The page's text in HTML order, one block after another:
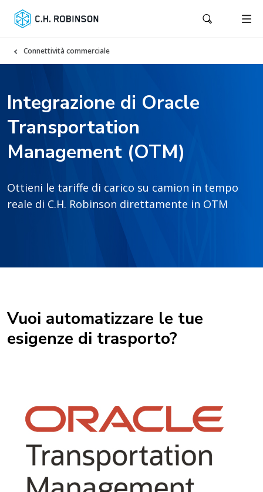
Connettività commerciale
Integrazione di Oracle
Transportation
Management (OTM)
Ottieni le tariffe di carico su camion in tempo
reale di C.H. Robinson direttamente in OTM
Vuoi automatizzare le tue
esigenze di trasporto?